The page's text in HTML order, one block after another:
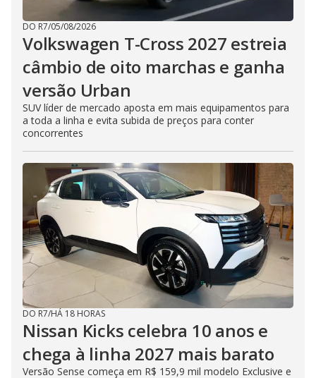
DO R7/05/08/2026
Volkswagen T-Cross 2027 estreia
câmbio de oito marchas e ganha
versão Urban
SUV líder de mercado aposta em mais equipamentos para
a toda a linha e evita subida de preços para conter
concorrentes
DO R7/HÁ 18 HORAS
Nissan Kicks celebra 10 anos e
chega à linha 2027 mais barato
Versão Sense começa em R$ 159,9 mil modelo Exclusive e